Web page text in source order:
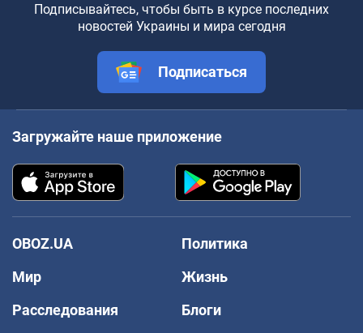
Подписывайтесь, чтобы быть в курсе последних
новостей Украины и мира сегодня
Подписаться
Загружайте наше приложение
OBOZ.UA
Политика
Мир
Жизнь
Расследования
Блоги